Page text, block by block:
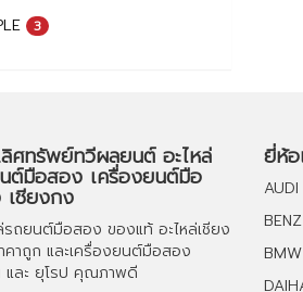
3
ลิศทรัพย์ทวีผลยนต์ อะไหล่
ต์มือสอง เครื่องยนต์มือ
ชียงกง
รถยนต์มือสอง ของแท้ อะไหล่เชียง
คาถูก และเครื่องยนต์มือสอง
ละ ยุโรป คุณภาพดี
ยี่ห้
AUDI
BENZ
BMW